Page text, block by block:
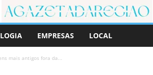
EMPRESAS LOCAL
mais antigos fora da...